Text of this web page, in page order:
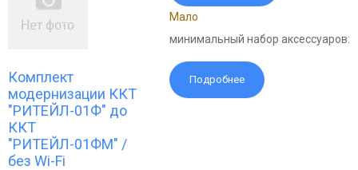
Мало
минимальный набор аксессуаров:
Подробнее
Комплект
модернизации ККТ
"РИТЕЙЛ-01Ф" до
ККТ
"РИТЕЙЛ-01ФМ" /
без Wi-Fi